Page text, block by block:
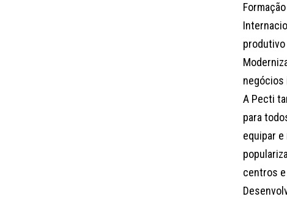
produtivo
negócios
A Pecti
para
equipar
centros